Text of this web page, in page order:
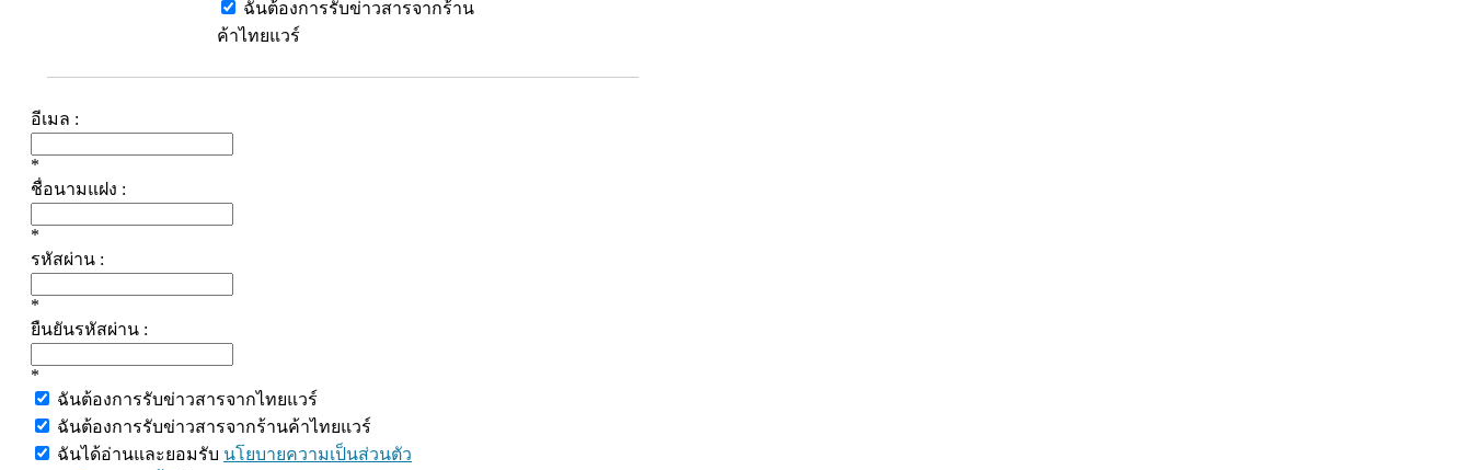
ฉันต้องการรับข่าวสารจากร้าน
ค้าไทยแวร์
อีเมล :
*
ชื่อนามแฝง :
*
รหัสผ่าน :
*
ยืนยันรหัสผ่าน :
*
ฉันต้องการรับข่าวสารจากไทยแวร์
ฉันต้องการรับข่าวสารจากร้านค้าไทยแวร์
ฉันได้อ่านและยอมรับ นโยบายความเป็นส่วนตัว